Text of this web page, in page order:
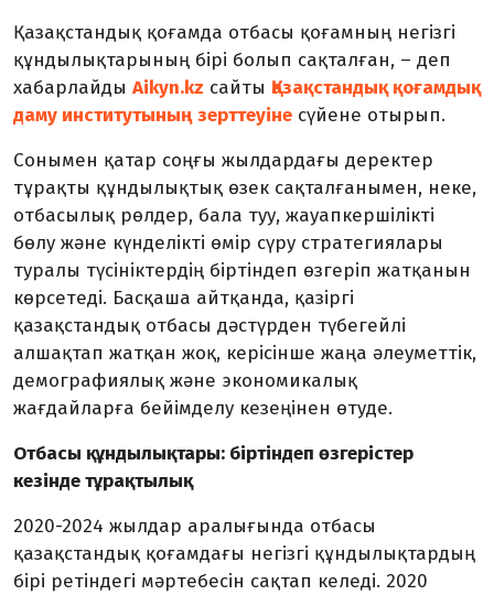
Қазақстандық қоғамда отбасы қоғамның негізгі
құндылықтарының бірі болып сақталған, – деп
хабарлайды Aikyn.kz сайты Қазақстандық қоғамдық
даму институтының зерттеуіне сүйене отырып.
Сонымен қатар соңғы жылдардағы деректер
тұрақты құндылықтық өзек сақталғанымен, неке,
отбасылық рөлдер, бала туу, жауапкершілікті
бөлу және күнделікті өмір сүру стратегиялары
туралы түсініктердің біртіндеп өзгеріп жатқанын
көрсетеді. Басқаша айтқанда, қазіргі
қазақстандық отбасы дәстүрден түбегейлі
алшақтап жатқан жоқ, керісінше жаңа әлеуметтік,
демографиялық және экономикалық
жағдайларға бейімделу кезеңінен өтуде.
Отбасы құндылықтары: біртіндеп өзгерістер
кезінде тұрақтылық
2020-2024 жылдар аралығында отбасы
қазақстандық қоғамдағы негізгі құндылықтардың
бірі ретіндегі мәртебесін сақтап келеді. 2020